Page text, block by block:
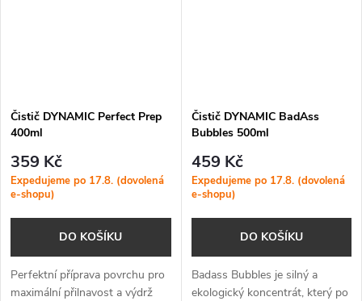
Čistič DYNAMIC Perfect Prep
400ml
359 Kč
Expedujeme po 17.8. (dovolená
e-shopu)
DO KOŠÍKU
Perfektní příprava povrchu pro
maximální přilnavost a výdrž
Čistič DYNAMIC BadAss
Bubbles 500ml
459 Kč
Expedujeme po 17.8. (dovolená
e-shopu)
DO KOŠÍKU
Badass Bubbles je silný a
ekologický koncentrát, který po